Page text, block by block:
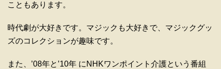
こともあります。
時代劇が大好きです。マジックも大好きで、マジックグッ
ズのコレクションが趣味です。
また、’08年と’10年 にNHKワンポイント介護という番組